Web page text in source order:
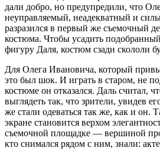
дали добро, но предупредили, что
неуправляемый, неадекватный и
разразился в первый же съемочный
костюма. Чтобы усадить
фигуру Даля, костюм сзади скололи
Для Олега Ивановича, который
это был шок. И играть в старом, не
костюме он отказался. Даль считал,
выглядеть так, что зрители, увидев
же стали одеваться так же, как и он.
экране становится верхом
съемочной площадке — вершиной
кто снимался рядом с ним, знали: